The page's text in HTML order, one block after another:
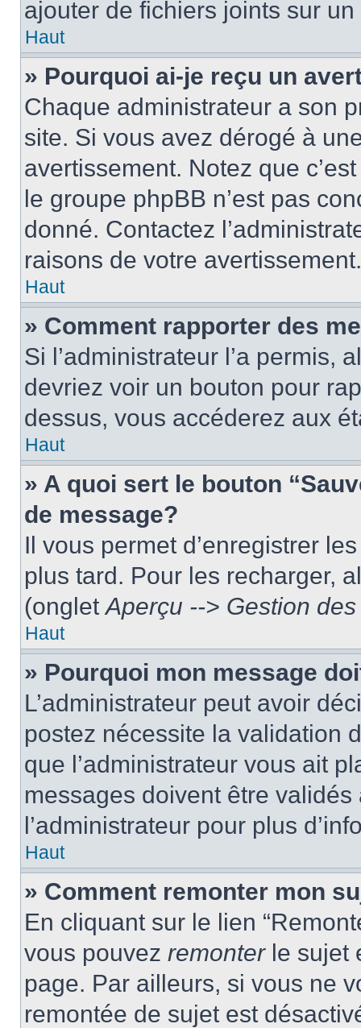
ajouter de fichiers joints sur un
Haut
» Pourquoi ai-je reçu un
Chaque administrateur a son
site. Si vous avez dérogé à
avertissement. Notez que
le groupe phpBB n’est pas
donné. Contactez
raisons de votre avertissement.
Haut
» Comment rapporter des
Si l’administrateur l’a permis,
devriez voir un bouton pour
dessus, vous accéderez aux
Haut
» A quoi sert le bouton
de message?
Il vous permet d’enregistrer
plus tard. Pour les recharger,
(ongletAperçu --> Gestion
Haut
» Pourquoi mon message
L’administrateur peut avoir
postez nécessite la validation
que l’administrateur vous ait
messages doivent être validés
l’administrateur pour plus
Haut
» Comment remonter mon
En cliquant sur le lien
vous pouvez remonterle sujet
page. Par ailleurs, si vous ne
remontée de sujet est